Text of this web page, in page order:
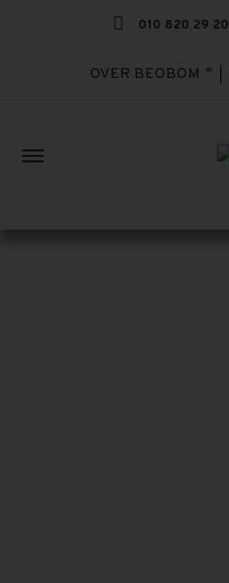
010 820 29 20
OVER BEOBOM